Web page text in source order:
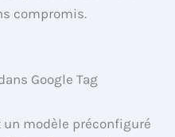
compromis.
Google Tag
un modèle préconfiguré